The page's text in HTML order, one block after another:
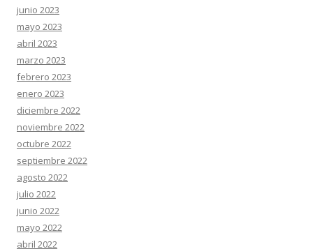
junio 2023
mayo 2023
abril 2023
marzo 2023
febrero 2023
enero 2023
diciembre 2022
noviembre 2022
octubre 2022
septiembre 2022
agosto 2022
julio 2022
junio 2022
mayo 2022
abril 2022